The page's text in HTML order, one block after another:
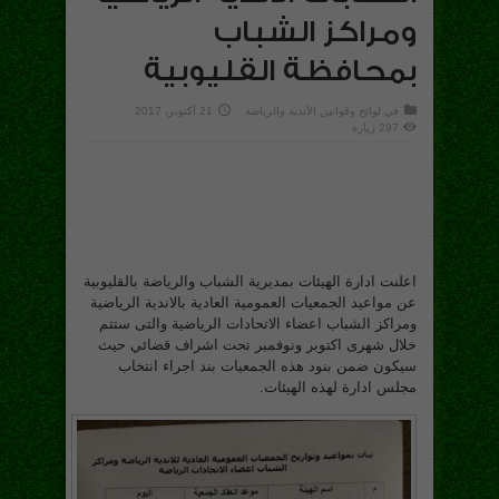
ومراكز الشباب
بمحافظة القليوبية
في لوائح وقوانين الأندية والرياضة
21 أكتوبر، 2017
297 زيارة
اعلنت ادارة الهيئات بمديرية الشباب والرياضة بالقليوبية
عن مواعيد الجمعيات العمومية العادية بالاندية الرياضية
ومراكز الشباب اعضاء الاتحادات الرياضية والتى ستتم
خلال شهرى اكتوبر ونوفمبر تحت اشراف قضائي حيث
سيكون ضمن بنود هذه الجمعيات بند اجراء انتخاب
مجلس ادارة لهذه الهيئات.